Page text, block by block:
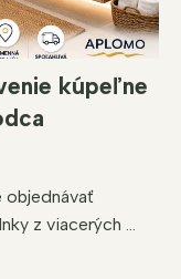
kúpeľne
objednávať
z viacerých ...